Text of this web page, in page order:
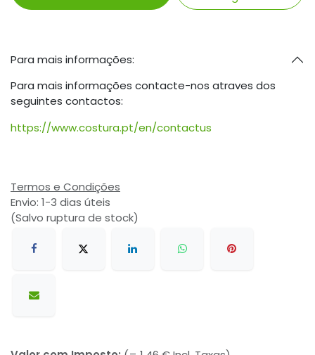
Para mais informações:
Para mais informações contacte-nos atraves dos
seguintes contactos:
https://www.costura.pt/en/contactus
Termos e Condições
Envio: 1-3 dias úteis
(Salvo ruptura de stock)